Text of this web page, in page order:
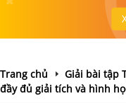
Trang chủ
Giải bài tập
đầy đủ giải tích và hình